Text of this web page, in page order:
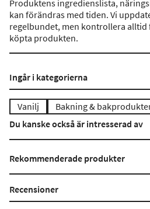
Produktens ingredienslista,
kan förändras med tiden. Vi
regelbundet, men kontrollera alltid
köpta produkten.
Ingår i kategorierna
Vanilj
Bakning &
Du kanske också är intresserad av
Rekommenderade produkter
Recensioner